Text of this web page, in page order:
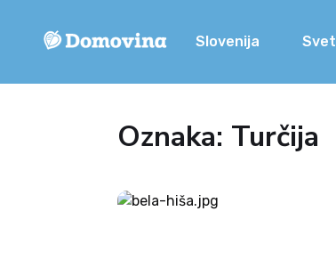
Slovenija Svet
Oznaka: Turčija